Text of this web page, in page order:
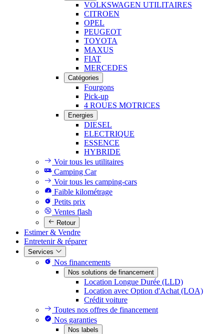
VOLKSWAGEN UTILITAIRES
CITROEN
OPEL
PEUGEOT
TOYOTA
MAXUS
FIAT
MERCEDES
Catégories
Fourgons
Pick-up
4 ROUES MOTRICES
Energies
DIESEL
ELECTRIQUE
ESSENCE
HYBRIDE
Voir tous les utilitaires
Camping Car
Voir tous les camping-cars
Faible kilométrage
Petits prix
Ventes flash
Retour
Estimer & Vendre
Entretenir & réparer
Services
Nos financements
Nos solutions de financement
Location Longue Durée (LLD)
Location avec Option d'Achat (LOA)
Crédit voiture
Toutes nos offres de financement
Nos garanties
Nos labels